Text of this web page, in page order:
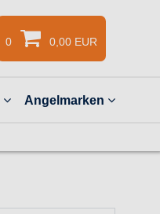
0 0,00 EUR
Angelmarken